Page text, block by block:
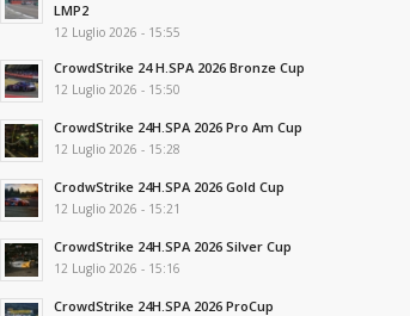
LMP2
12 Luglio 2026 - 15:55
CrowdStrike 24 H.SPA 2026 Bronze Cup
12 Luglio 2026 - 15:50
CrowdStrike 24H.SPA 2026 Pro Am Cup
12 Luglio 2026 - 15:28
CrodwStrike 24H.SPA 2026 Gold Cup
12 Luglio 2026 - 15:21
CrowdStrike 24H.SPA 2026 Silver Cup
12 Luglio 2026 - 15:16
CrowdStrike 24H.SPA 2026 ProCup